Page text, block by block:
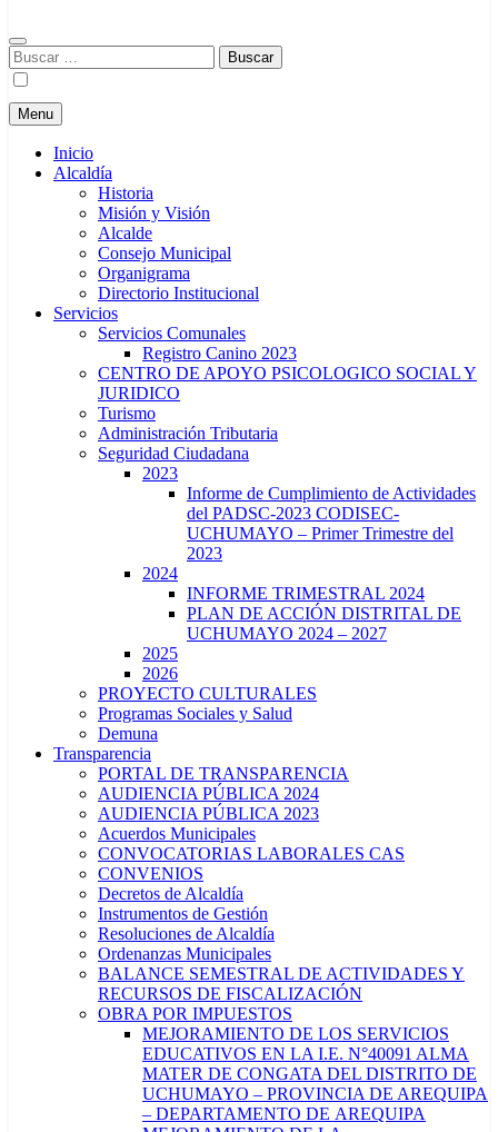
Buscar:
Menu
Inicio
Alcaldía
Historia
Misión y Visión
Alcalde
Consejo Municipal
Organigrama
Directorio Institucional
Servicios
Servicios Comunales
Registro Canino 2023
CENTRO DE APOYO PSICOLOGICO SOCIAL Y
JURIDICO
Turismo
Administración Tributaria
Seguridad Ciudadana
2023
Informe de Cumplimiento de Actividades
del PADSC-2023 CODISEC-
UCHUMAYO – Primer Trimestre del
2023
2024
INFORME TRIMESTRAL 2024
PLAN DE ACCIÓN DISTRITAL DE
UCHUMAYO 2024 – 2027
2025
2026
PROYECTO CULTURALES
Programas Sociales y Salud
Demuna
Transparencia
PORTAL DE TRANSPARENCIA
AUDIENCIA PÚBLICA 2024
AUDIENCIA PÚBLICA 2023
Acuerdos Municipales
CONVOCATORIAS LABORALES CAS
CONVENIOS
Decretos de Alcaldía
Instrumentos de Gestión
Resoluciones de Alcaldía
Ordenanzas Municipales
BALANCE SEMESTRAL DE ACTIVIDADES Y
RECURSOS DE FISCALIZACIÓN
OBRA POR IMPUESTOS
MEJORAMIENTO DE LOS SERVICIOS
EDUCATIVOS EN LA I.E. N°40091 ALMA
MATER DE CONGATA DEL DISTRITO DE
UCHUMAYO – PROVINCIA DE AREQUIPA
– DEPARTAMENTO DE AREQUIPA